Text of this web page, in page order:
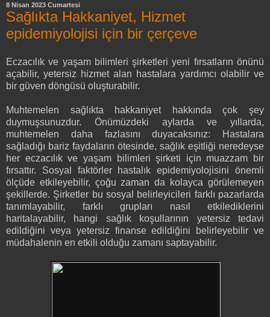
8 Nisan 2023 Cumartesi
Sağlıkta Hakkaniyet, Hizmet
epidemiyolojisi için bir çerçeve
Eczacılık ve yaşam bilimleri şirketleri yeni fırsatların önünü
açabilir, yetersiz hizmet alan hastalara yardımcı olabilir ve
bir güven döngüsü oluşturabilir.
Muhtemelen sağlıkta hakkaniyet hakkında çok şey
duymuşsunuzdur. Önümüzdeki aylarda ve yıllarda,
muhtemelen daha fazlasını duyacaksınız: Hastalara
sağladığı bariz faydaların ötesinde, sağlık eşitliği neredeyse
her eczacılık ve yaşam bilimleri şirketi için muazzam bir
fırsattır. Sosyal faktörler hastalık epidemiyolojisini önemli
ölçüde etkileyebilir, çoğu zaman da kolayca görülemeyen
şekillerde. Şirketler bu sosyal belirleyicileri farklı pazarlarda
tanımlayabilir, farklı grupları nasıl etkilediklerini
haritalayabilir, hangi sağlık koşullarının yetersiz tedavi
edildiğini veya yetersiz finanse edildiğini belirleyebilir ve
müdahalenin en etkili olduğu zamanı saptayabilir.